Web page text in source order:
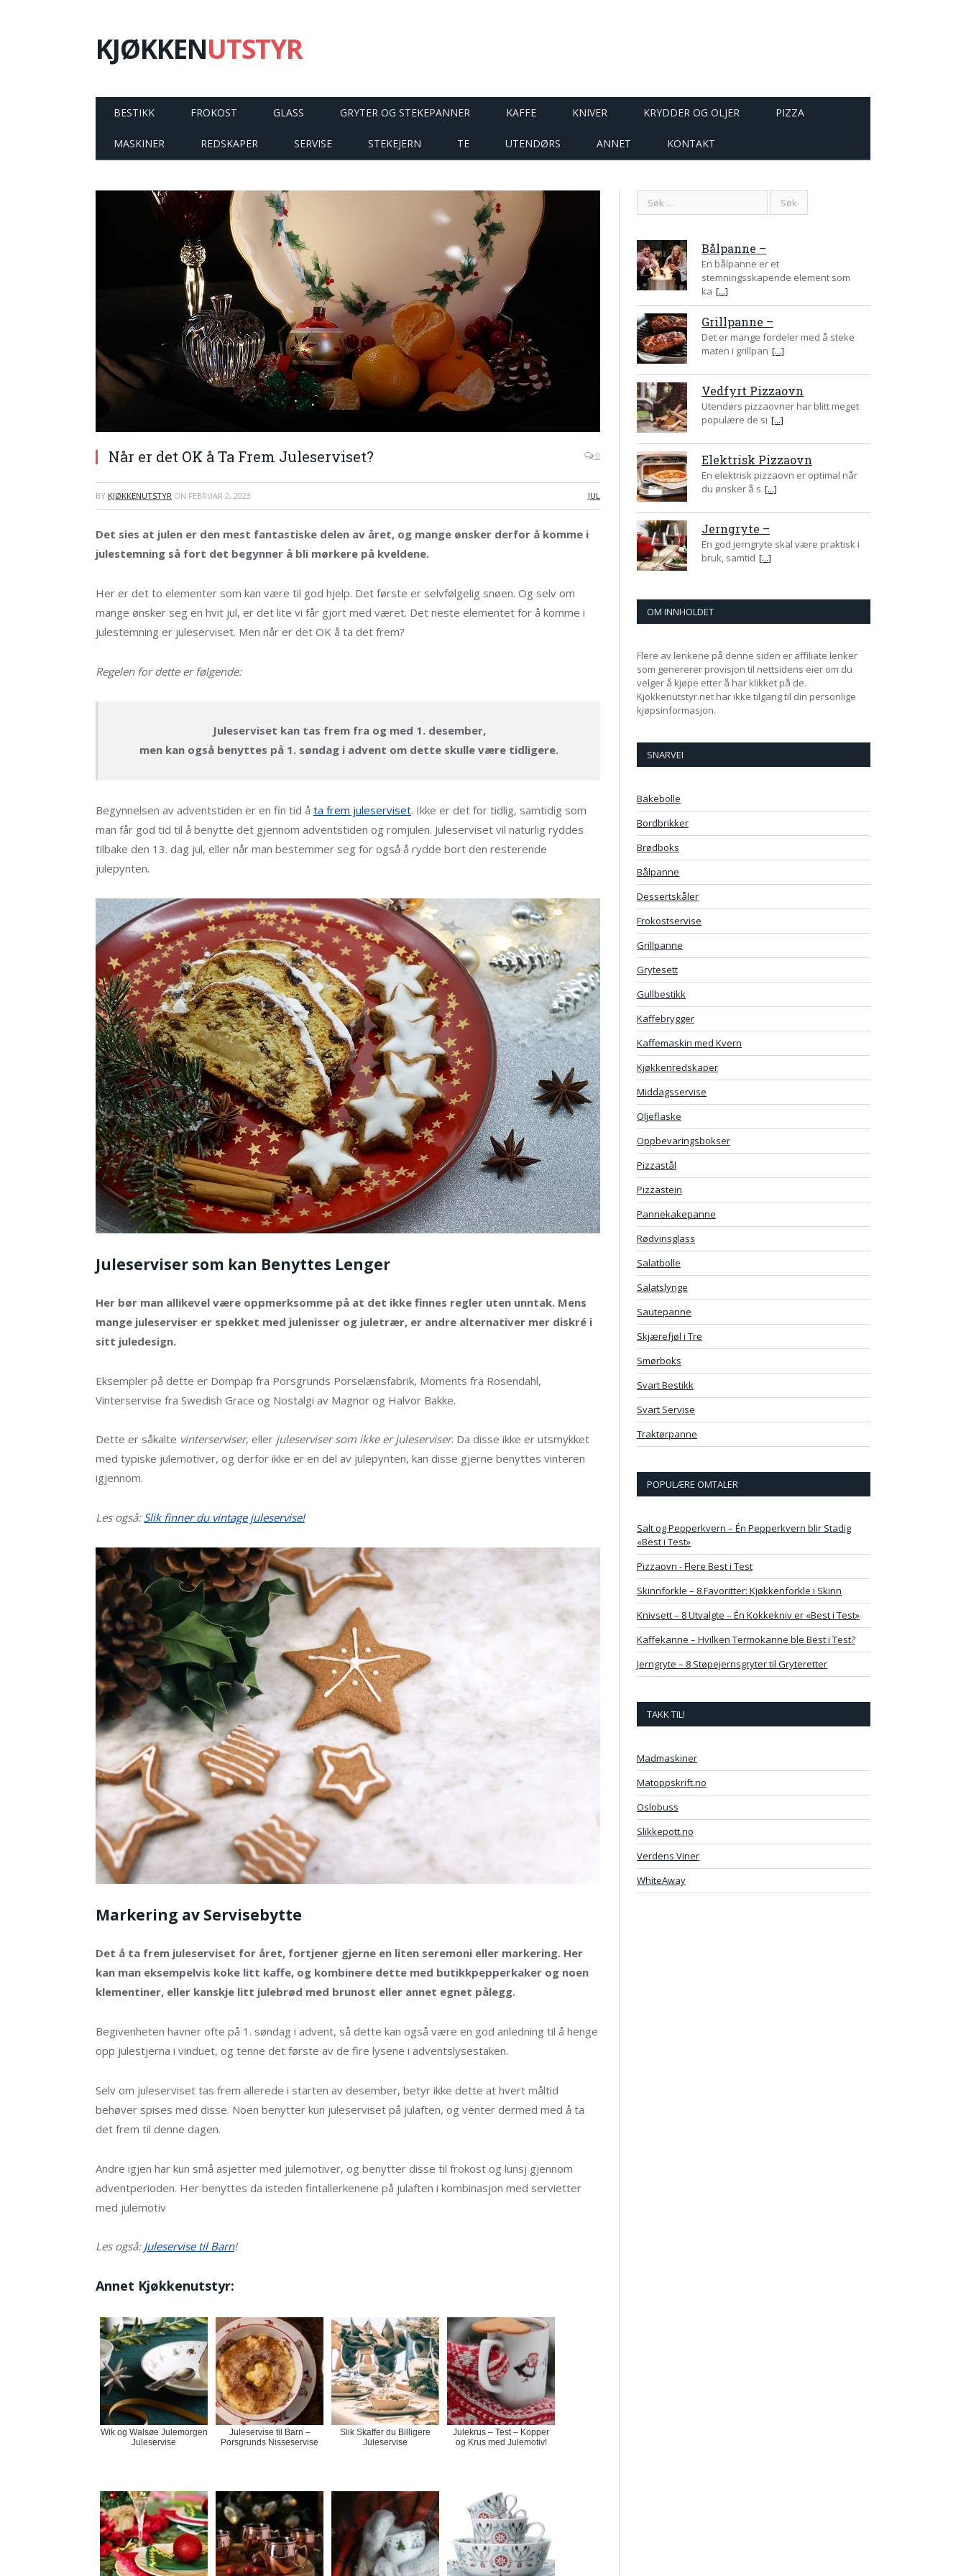
KJØKKENUTSTYR
BESTIKK FROKOST GLASS GRYTER OG STEKEPANNER KAFFE KNIVER KRYDDER OG OLJER PIZZA
MASKINER REDSKAPER SERVISE STEKEJERN TE UTENDØRS ANNET KONTAKT
Når er det OK å Ta Frem Juleserviset? 0
BY KJØKKENUTSTYR ON FEBRUAR 2, 2023 JUL
Det sies at julen er den mest fantastiske delen av året, og mange ønsker derfor å komme i
julestemning så fort det begynner å bli mørkere på kveldene.
Her er det to elementer som kan være til god hjelp. Det første er selvfølgelig snøen. Og selv om
mange ønsker seg en hvit jul, er det lite vi får gjort med været. Det neste elementet for å komme i
julestemning er juleserviset. Men når er det OK å ta det frem?
Regelen for dette er følgende:
Juleserviset kan tas frem fra og med 1. desember,
men kan også benyttes på 1. søndag i advent om dette skulle være tidligere.
Begynnelsen av adventstiden er en fin tid å ta frem juleserviset. Ikke er det for tidlig, samtidig som
man får god tid til å benytte det gjennom adventstiden og romjulen. Juleserviset vil naturlig ryddes
tilbake den 13. dag jul, eller når man bestemmer seg for også å rydde bort den resterende
julepynten.
Juleserviser som kan Benyttes Lenger
Her bør man allikevel være oppmerksomme på at det ikke finnes regler uten unntak. Mens
mange juleserviser er spekket med julenisser og juletrær, er andre alternativer mer diskré i
sitt juledesign.
Eksempler på dette er Dompap fra Porsgrunds Porselænsfabrik, Moments fra Rosendahl,
Vinterservise fra Swedish Grace og Nostalgi av Magnor og Halvor Bakke.
Dette er såkalte vinterserviser, eller juleserviser som ikke er juleserviser. Da disse ikke er utsmykket
med typiske julemotiver, og derfor ikke er en del av julepynten, kan disse gjerne benyttes vinteren
igjennom.
Les også: Slik finner du vintage juleservise!
Markering av Servisebytte
Det å ta frem juleserviset for året, fortjener gjerne en liten seremoni eller markering. Her
kan man eksempelvis koke litt kaffe, og kombinere dette med butikkpepperkaker og noen
klementiner, eller kanskje litt julebrød med brunost eller annet egnet pålegg.
Begivenheten havner ofte på 1. søndag i advent, så dette kan også være en god anledning til å henge
opp julestjerna i vinduet, og tenne det første av de fire lysene i adventslysestaken.
Selv om juleserviset tas frem allerede i starten av desember, betyr ikke dette at hvert måltid
behøver spises med disse. Noen benytter kun juleserviset på julaften, og venter dermed med å ta
det frem til denne dagen.
Andre igjen har kun små asjetter med julemotiver, og benytter disse til frokost og lunsj gjennom
adventperioden. Her benyttes da isteden fintallerkenene på julaften i kombinasjon med servietter
med julemotiv
Les også: Juleservise til Barn!
Annet Kjøkkenutstyr:
Wik og Walsøe Julemorgen
Juleservise
Juleservise til Barn –
Porsgrunds Nisseservise
Slik Skaffer du Billigere
Juleservise
Julekrus – Test – Kopper
og Krus med Julemotiv!
Bålpanne –
En bålpanne er et
stemningsskapende element som
ka [...]
Grillpanne –
Det er mange fordeler med å steke
maten i grillpan [...]
Vedfyrt Pizzaovn
Utendørs pizzaovner har blitt meget
populære de si [...]
Elektrisk Pizzaovn
En elektrisk pizzaovn er optimal når
du ønsker å s [...]
Jerngryte –
En god jerngryte skal være praktisk i
bruk, samtid [...]
OM INNHOLDET
Flere av lenkene på denne siden er affiliate lenker
som genererer provisjon til nettsidens eier om du
velger å kjøpe etter å har klikket på de.
Kjokkenutstyr.net har ikke tilgang til din personlige
kjøpsinformasjon.
SNARVEI
Bakebolle
Bordbrikker
Brødboks
Bålpanne
Dessertskåler
Frokostservise
Grillpanne
Grytesett
Gullbestikk
Kaffebrygger
Kaffemaskin med Kvern
Kjøkkenredskaper
Middagsservise
Oljeflaske
Oppbevaringsbokser
Pizzastål
Pizzastein
Pannekakepanne
Rødvinsglass
Salatbolle
Salatslynge
Sautepanne
Skjærefjøl i Tre
Smørboks
Svart Bestikk
Svart Servise
Traktørpanne
POPULÆRE OMTALER
Salt og Pepperkvern – Én Pepperkvern blir Stadig
«Best i Test»
Pizzaovn - Flere Best i Test
Skinnforkle – 8 Favoritter: Kjøkkenforkle i Skinn
Knivsett – 8 Utvalgte – Én Kokkekniv er «Best i Test»
Kaffekanne – Hvilken Termokanne ble Best i Test?
Jerngryte – 8 Støpejernsgryter til Gryteretter
TAKK TIL!
Madmaskiner
Matoppskrift.no
Oslobuss
Slikkepott.no
Verdens Viner
WhiteAway